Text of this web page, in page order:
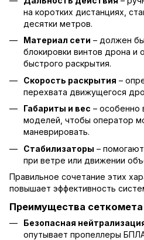
на коротких дистанциях,
десятки метров.
Материал сети – должен
блокировки винтов дрона и
быстрого раскрытия.
Скорость раскрытия –
перехвата движущегося
Габариты и вес – особенно
моделей, чтобы оператор
маневрировать.
Стабилизаторы –
при ветре или движении
Правильное сочетание этих
повышает эффективность
Преимущества сеткомета
Безопасная
опутывает пропеллеры